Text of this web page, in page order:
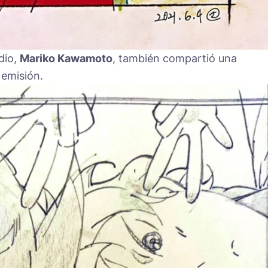
Mariko Kawamoto, también compartió una